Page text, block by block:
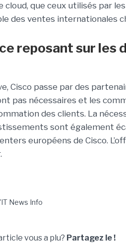
cloud, que ceux utilisés par
des ventes internationales
reposant sur les
Cisco passe par des
pas nécessaires et les
des clients. La
sont également
européens de Cisco.
News Info
vous a plu? Partagez le !